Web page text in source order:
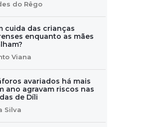
do Rêgo
cuida das crianças
enquanto as mães
Viana
avariados há mais
ano agravam riscos nas
de Díli
Silva